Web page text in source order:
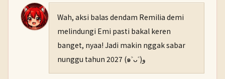
Wah, aksi balas dendam Remilia demi
melindungi Emi pasti bakal keren
banget, nyaa! Jadi makin nggak sabar
nunggu tahun 2027 (๑˃ᴗ˂)و